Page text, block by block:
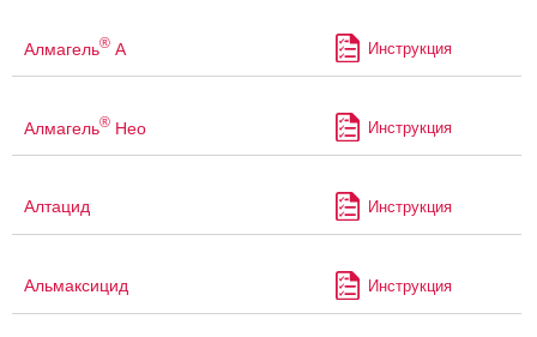
Алмагель® А Инструкция
Алмагель® Нео Инструкция
Алтацид Инструкция
Альмаксицид Инструкция